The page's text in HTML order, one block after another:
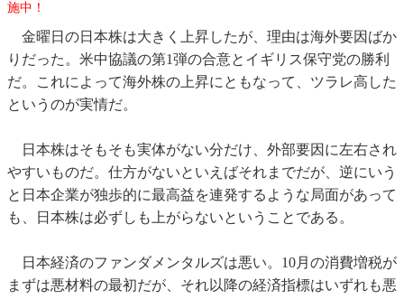
施中！
金曜日の日本株は大きく上昇したが、理由は海外要因ばか
りだった。米中協議の第1弾の合意とイギリス保守党の勝利
だ。これによって海外株の上昇にともなって、ツラレ高した
というのが実情だ。
日本株はそもそも実体がない分だけ、外部要因に左右され
やすいものだ。仕方がないといえばそれまでだが、逆にいう
と日本企業が独歩的に最高益を連発するような局面があって
も、日本株は必ずしも上がらないということである。
日本経済のファンダメンタルズは悪い。10月の消費増税が
まずは悪材料の最初だが、それ以降の経済指標はいずれも悪